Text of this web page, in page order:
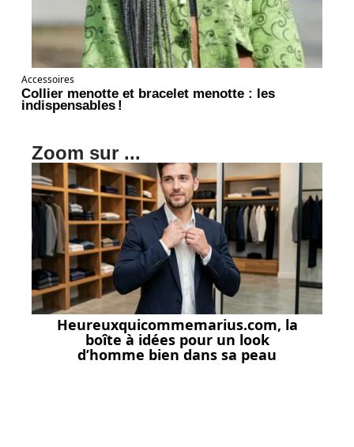
Accessoires
Collier menotte et bracelet menotte : les
indispensables !
Zoom sur ...
Heureuxquicommemarius.com, la
boîte à idées pour un look
d’homme bien dans sa peau